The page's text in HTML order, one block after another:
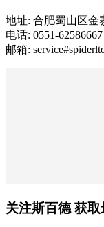
地址: 合肥蜀山区金
电话: 0551-62586667
邮箱:
关注斯百德 获